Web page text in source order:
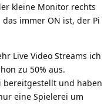
kleine Monitor rechts
immer ON ist, der Pi
Live Video Streams ich
zu 50% aus.
bereitgestellt und haben
eine Spielerei um